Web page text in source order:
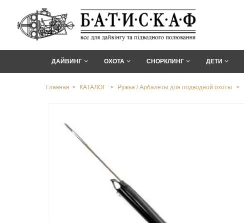
ДАЙВИНГ ОХОТА СНОРКЛИНГ ДЕТИ
Главная > КАТАЛОГ > Ружья / Арбалеты для подводной охоты >